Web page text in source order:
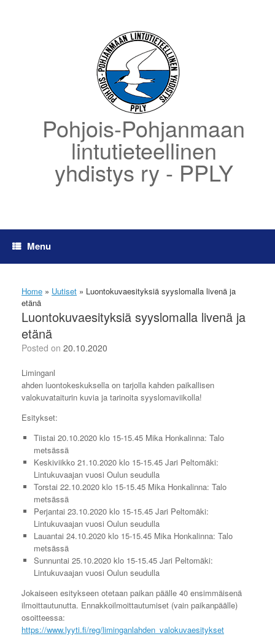
Pohjois-Pohjanmaan
lintutieteellinen
yhdistys ry - PPLY
Menu
Home » Uutiset » Luontokuvaesityksiä syyslomalla livenä ja
etänä
Luontokuvaesityksiä syyslomalla livenä ja
etänä
Posted on 20.10.2020
Liminganl
ahden luontokeskuksella on tarjolla kahden paikallisen
valokuvataiturin kuvia ja tarinoita syyslomaviikolla!
Esitykset:
Tiistai 20.10.2020 klo 15-15.45 Mika Honkalinna: Talo
metsässä
Keskiviikko 21.10.2020 klo 15-15.45 Jari Peltomäki:
Lintukuvaajan vuosi Oulun seudulla
Torstai 22.10.2020 klo 15-15.45 Mika Honkalinna: Talo
metsässä
Perjantai 23.10.2020 klo 15-15.45 Jari Peltomäki:
Lintukuvaajan vuosi Oulun seudulla
Lauantai 24.10.2020 klo 15-15.45 Mika Honkalinna: Talo
metsässä
Sunnuntai 25.10.2020 klo 15-15.45 Jari Peltomäki:
Lintukuvaajan vuosi Oulun seudulla
Jokaiseen esitykseen otetaan paikan päälle 40 ensimmäisenä
ilmoittautunutta. Ennakkoilmoittautumiset (vain paikanpäälle)
osoitteessa:
https://www.lyyti.fi/reg/liminganlahden_valokuvaesitykset